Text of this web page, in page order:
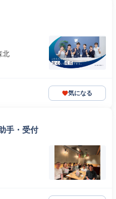
北
気になる
手・受付